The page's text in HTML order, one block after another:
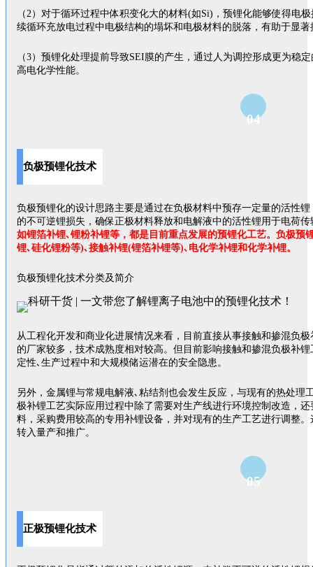
（2）对于循环过程中体积变化大的材料(如Si)，预锂化能够使得电
续循环充放电过程中电极结构的塌坏和电极材料的脱落，有助于显
（3）预锂化处理提前导致SEI膜的产生，通过人为调控形成更为稳
高电化学性能。
04
负极预锂化技术
负极预锂化的设计思路主要是通过在负极材料中预存一定量的活性
的不可逆锂损失，确保正极材料释放和电解液中的活性锂用于电荷传
如锂箔补锂､锂粉补锂等，都是目前重点发展的预锂化工艺。负极预
锂､硅化锂粉等)､接触补锂(锂箔补锂等)､电化学补锂和化学补锂。
负极预锂化技术分类及简介
从工程化开发和商业化进展情况来看，目前直接从事接触和掺混负
的厂家较多，技术成熟度相对较高。但目前影响接触和掺混负极补
定性､生产过程中和大规模储运潜在的安全隐患。
另外，金属锂与常规电解液､粘结剂也会发生反应，与现有的热处理
极补锂工艺实际应用过程中除了需要对生产线进行环境控制改造，
料，采购费用较高的专用补锂设备，并对现有的生产工艺进行调整
转入量产和推广。
05
正极预锂化技术